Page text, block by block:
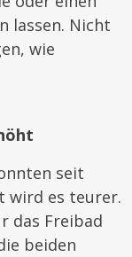
lassen. Nicht
wie
seit
wird es teurer.
das Freibad
beiden